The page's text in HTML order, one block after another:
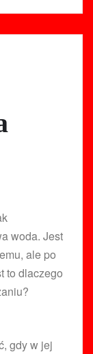
woda. Jest
ale po
to dlaczego
gdy w jej